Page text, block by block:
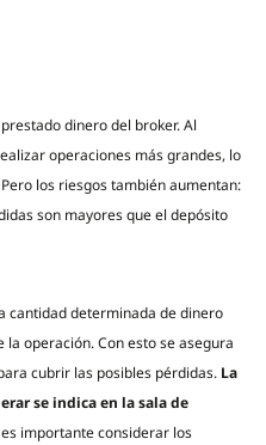
dinero del broker. Al
operaciones más grandes, lo
los riesgos también aumentan:
son mayores que el depósito
cantidad determinada de dinero
operación. Con esto se asegura
cubrir las posibles pérdidas. La
se indica en la sala de
es importante considerar los